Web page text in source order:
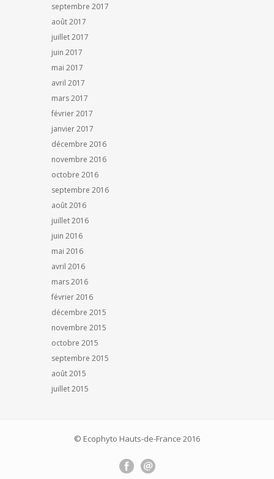
septembre 2017
août 2017
juillet 2017
juin 2017
mai 2017
avril 2017
mars 2017
février 2017
janvier 2017
décembre 2016
novembre 2016
octobre 2016
septembre 2016
août 2016
juillet 2016
juin 2016
mai 2016
avril 2016
mars 2016
février 2016
décembre 2015
novembre 2015
octobre 2015
septembre 2015
août 2015
juillet 2015
© Ecophyto Hauts-de-France 2016